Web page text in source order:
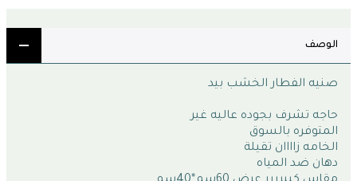
الوصف
صنيه الفطار الخشب بيد
حاجه تشرف بجوده عاليه غير
المتوفره بالسوق
الخامه زاااان تقيلة
دهان ضد المياه